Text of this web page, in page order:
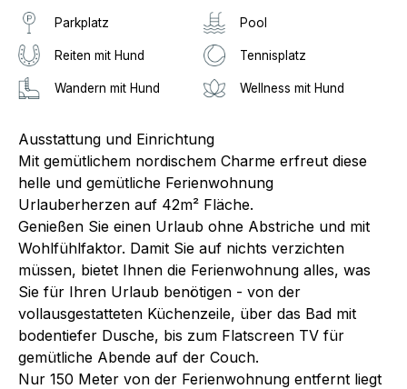
Parkplatz Pool
Reiten mit Hund Tennisplatz
Wandern mit Hund Wellness mit Hund
Ausstattung und Einrichtung
Mit gemütlichem nordischem Charme erfreut diese
helle und gemütliche Ferienwohnung
Urlauberherzen auf 42m² Fläche.
Genießen Sie einen Urlaub ohne Abstriche und mit
Wohlfühlfaktor. Damit Sie auf nichts verzichten
müssen, bietet Ihnen die Ferienwohnung alles, was
Sie für Ihren Urlaub benötigen - von der
vollausgestatteten Küchenzeile, über das Bad mit
bodentiefer Dusche, bis zum Flatscreen TV für
gemütliche Abende auf der Couch.
Nur 150 Meter von der Ferienwohnung entfernt liegt